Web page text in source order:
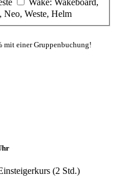
Wake: Wakeboard,
Neo, Weste, Helm
mit einer Gruppenbuchung!
(2 Std.)